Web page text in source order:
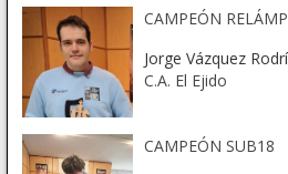
CAMPEÓN
Jorge Vázquez
C.A. El Ejido
CAMPEÓN SUB18